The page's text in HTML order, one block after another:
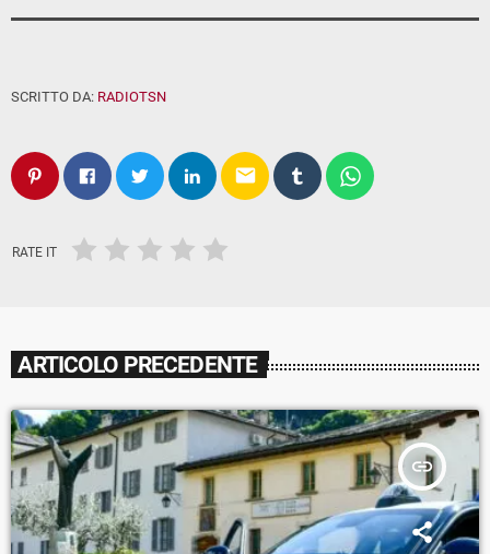
SCRITTO DA: RADIOTSN
email
RATE IT
ARTICOLO PRECEDENTE
insert_link